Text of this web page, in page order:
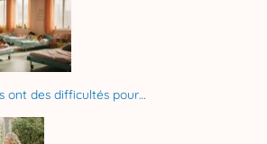
ont des difficultés pour…